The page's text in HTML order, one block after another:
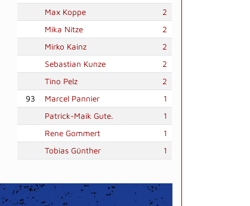
Max Koppe
2
Mika Nitze
2
Mirko Kainz
2
Sebastian Kunze
2
Tino Pelz
2
93
Marcel Pannier
1
Patrick-Maik Gute.
1
Rene Gommert
1
Tobias Günther
1